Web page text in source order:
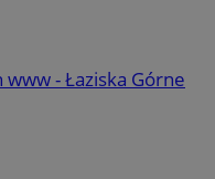
- Łaziska Górne